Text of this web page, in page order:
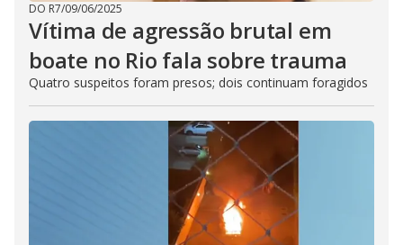
DO R7/09/06/2025
Vítima de agressão brutal em
boate no Rio fala sobre trauma
Quatro suspeitos foram presos; dois continuam foragidos